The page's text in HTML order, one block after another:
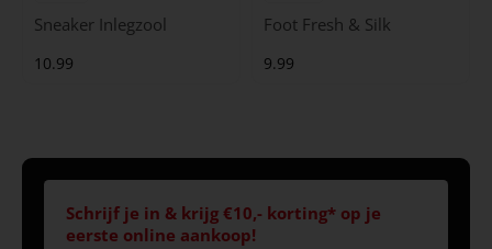
Sneaker Inlegzool
10.99
Foot Fresh & Silk
9.99
Schrijf je in & krijg €10,- korting* op je
eerste online aankoop!